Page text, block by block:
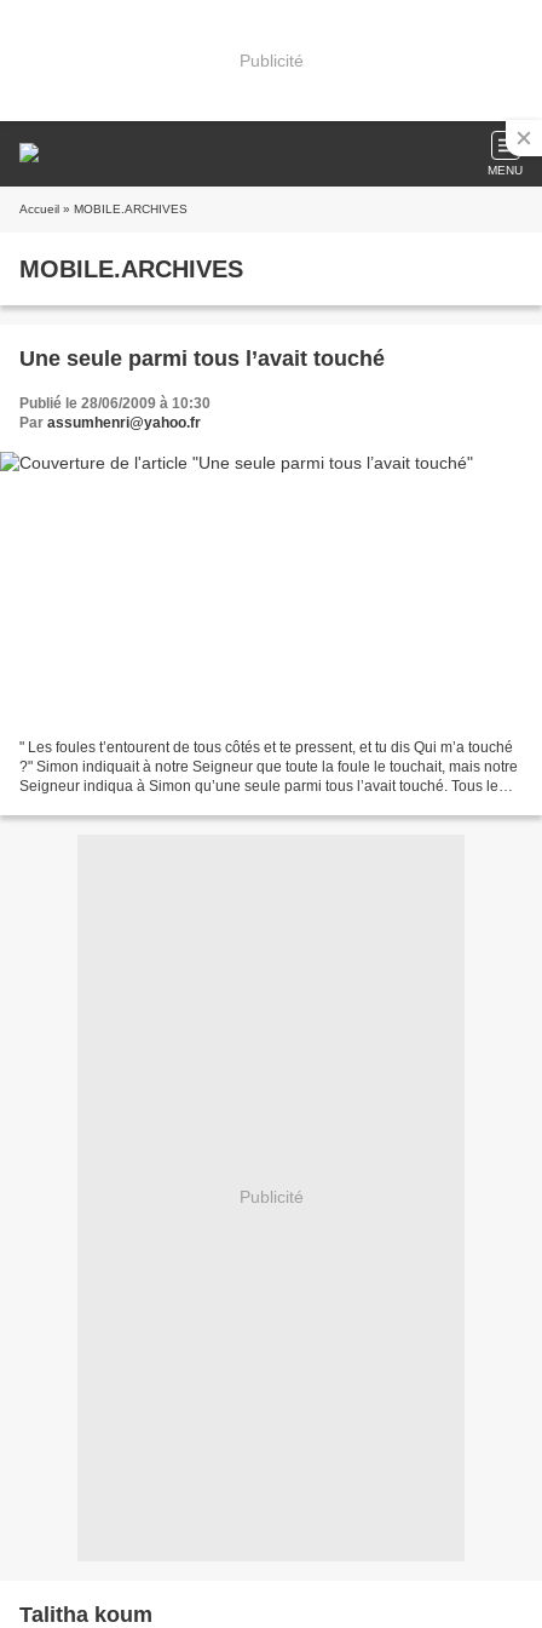
Publicité
MENU
Accueil » MOBILE.ARCHIVES
MOBILE.ARCHIVES
Une seule parmi tous l’avait touché
Publié le 28/06/2009 à 10:30
Par assumhenri@yahoo.fr
" Les foules t’entourent de tous côtés et te pressent, et tu dis Qui m’a touché
?" Simon indiquait à notre Seigneur que toute la foule le touchait, mais notre
Seigneur indiqua à Simon qu’une seule parmi tous l’avait touché. Tous le
Publicité
Talitha koum